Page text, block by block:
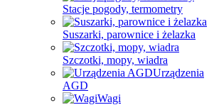
Stacje pogody, termometry
Suszarki, parownice i żelazka
Szczotki, mopy, wiadra
Urządzenia
AGD
Wagi